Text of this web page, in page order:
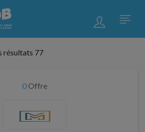
résultats 77
0Offre